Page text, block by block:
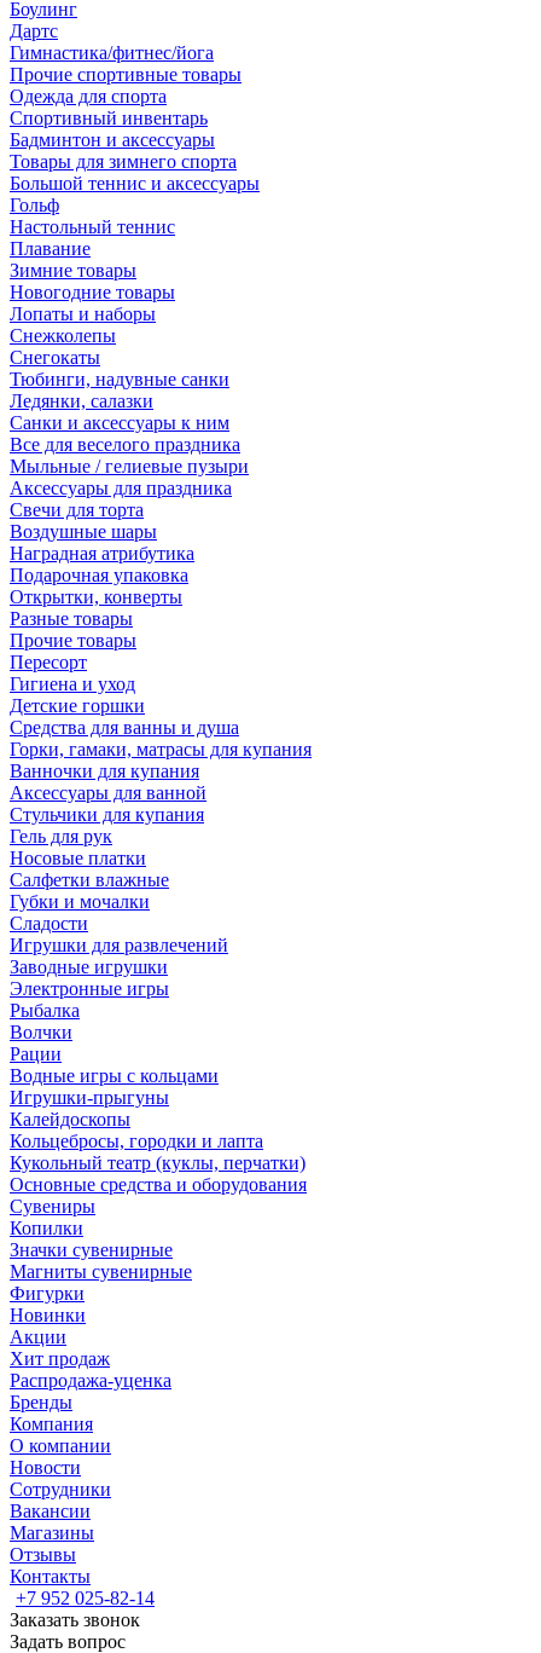
Боулинг
Дартс
Гимнастика/фитнес/йога
Прочие спортивные товары
Одежда для спорта
Спортивный инвентарь
Бадминтон и аксессуары
Товары для зимнего спорта
Большой теннис и аксессуары
Гольф
Настольный теннис
Плавание
Зимние товары
Новогодние товары
Лопаты и наборы
Снежколепы
Снегокаты
Тюбинги, надувные санки
Ледянки, салазки
Санки и аксессуары к ним
Все для веселого праздника
Мыльные / гелиевые пузыри
Аксессуары для праздника
Свечи для торта
Воздушные шары
Наградная атрибутика
Подарочная упаковка
Открытки, конверты
Разные товары
Прочие товары
Пересорт
Гигиена и уход
Детские горшки
Средства для ванны и душа
Горки, гамаки, матрасы для купания
Ванночки для купания
Аксессуары для ванной
Стульчики для купания
Гель для рук
Носовые платки
Салфетки влажные
Губки и мочалки
Сладости
Игрушки для развлечений
Заводные игрушки
Электронные игры
Рыбалка
Волчки
Рации
Водные игры с кольцами
Игрушки-прыгуны
Калейдоскопы
Кольцебросы, городки и лапта
Кукольный театр (куклы, перчатки)
Основные средства и оборудования
Сувениры
Копилки
Значки сувенирные
Магниты сувенирные
Фигурки
Новинки
Акции
Хит продаж
Распродажа-уценка
Бренды
Компания
О компании
Новости
Сотрудники
Вакансии
Магазины
Отзывы
Контакты
+7 952 025-82-14
Заказать звонок
Задать вопрос